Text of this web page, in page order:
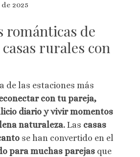
2025
románticas de
rurales con
de las estaciones más
con tu pareja,
diario y vivir momentos
naturaleza. Las casas
se han convertido en el
para muchas parejas que